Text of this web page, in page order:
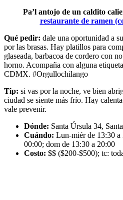
Pa’l antojo de un caldito
restaurante de ramen
Qué pedir: dale una oportunidad a
por las brasas. Hay platillos para
glaseada, barbacoa de cordero con
horno. Acompaña con alguna
CDMX. #Orgullochilango
Tip: si vas por la noche, ve bien
ciudad se siente más frío. Hay
vale prevenir.
Dónde: Santa Úrsula 34,
Cuándo: Lun-miér de 13:30 a
00:00; dom de 13:30 a 20:00
Costo: $$ ($200-$500); tc: